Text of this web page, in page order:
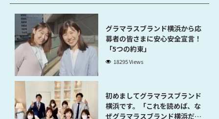
グラマラスブランド横浜から応
募者の皆さまに安心安全宣言！
「5つの約束」
18295 Views
初めましてグラマラスブランド
横浜です。「これを読めば、な
ぜグラマラスブランド横浜だと